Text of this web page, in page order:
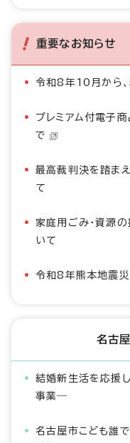
重要なお知らせ
令和8年10月から
プレミアム付電子
で
最高裁判決を踏ま
て
家庭用ごみ・資源
いて
令和8年熊本地震
名古
結婚新生活を応援
事業―
名古屋市こども誰